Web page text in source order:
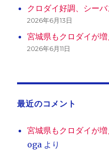
クロダイ好調、シーバ
2026年6月13日
宮城県もクロダイが増
2026年6月11日
最近のコメント
宮城県もクロダイが増
oga より